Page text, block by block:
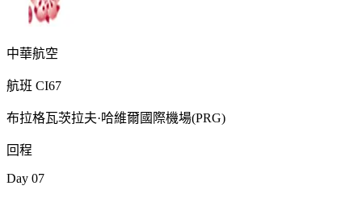
中華航空
航班 CI67
布拉格瓦茨拉夫·哈維爾國際機場(PRG)
回程
Day 07